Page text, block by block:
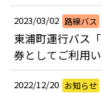
2023/03/02 路線バス
東浦町運行バス
券としてご利用い
2022/12/20 お知らせ